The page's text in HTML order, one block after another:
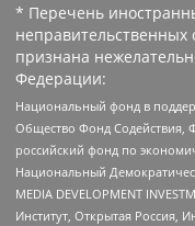
* Перечень
неправительственных
признана
Федерации:
Национальный фонд в
Общество Фонд Содействия,
российский фонд по
Национальный
MEDIA DEVELOPMENT
Институт, Открытая Россия,